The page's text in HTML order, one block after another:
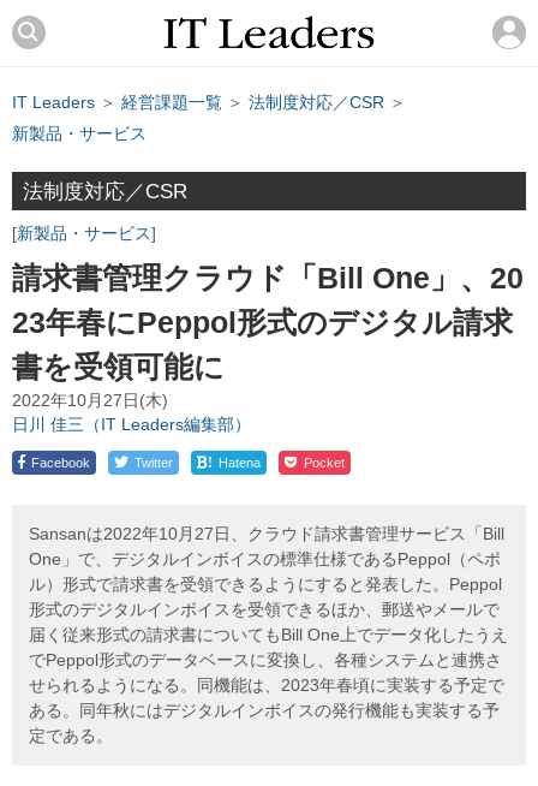
IT Leaders ＞ 経営課題一覧 ＞ 法制度対応／CSR ＞
新製品・サービス
法制度対応／CSR
新製品・サービス
請求書管理クラウド「Bill One」、20
23年春にPeppol形式のデジタル請求
書を受領可能に
2022年10月27日(木)
日川 佳三（IT Leaders編集部）
Facebook Twitter ! Hatena Pocket
Sansanは2022年10月27日、クラウド請求書管理サービス「Bill
One」で、デジタルインボイスの標準仕様であるPeppol（ペポ
ル）形式で請求書を受領できるようにすると発表した。Peppol
形式のデジタルインボイスを受領できるほか、郵送やメールで
届く従来形式の請求書についてもBill One上でデータ化したうえ
でPeppol形式のデータベースに変換し、各種システムと連携さ
せられるようになる。同機能は、2023年春頃に実装する予定で
ある。同年秋にはデジタルインボイスの発行機能も実装する予
定である。